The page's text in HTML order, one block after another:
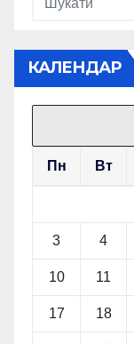
КАЛЕНДАР
Пн Вт
3 4
10 11
17 18